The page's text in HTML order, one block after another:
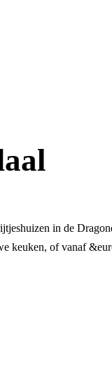
in de
keuken, of vanaf